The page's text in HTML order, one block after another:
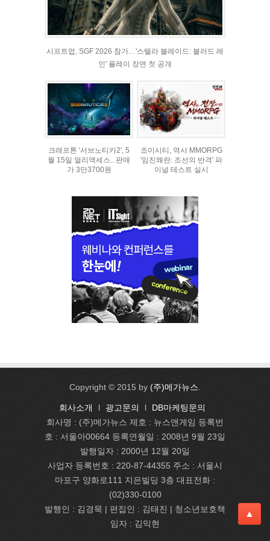
시프트업, SGF 2026 참가…'스텔라 블레이드: 블러드 레
인' 플레이 장면 첫 공개
크래프톤 '서브노티카2', 5
월 15일 얼리액세스...판매
가 3만3700원
조이시티, 역사 MMORPG
'임진왜란: 조선의 반격' 파
이널 테스트 실시
Copyright © 2015 by (주)메가뉴스
회사소개 l 광고문의 l
DB마케팅문의
회사명 : (주)메가뉴스 제호 : 뉴스앤게임 등록번
호 : 서울아00664 등록연월일 : 2008년 9월 23일
발행일자 : 2000년 12월 20일
사업자 등록번호 : 220-87-44355 주소 : 서울시
마포구 양화로111 지은빌딩 3층 대표전화 :
(02)330-0100
발행인 : 김경묵 | 편집인 : 김태진 | 청소년보호책
임자 : 김익현
▲